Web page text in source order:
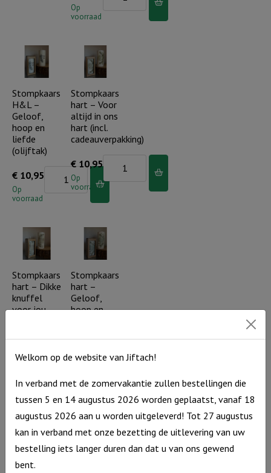
van
Gods
Op
voorraad
hebt
speciaal
plekje
in
ons
cadeauverpakking)
aantal
Stompkaars
H&L –
Geloof,
hoop en
liefde
(olijftak)
€ 10,95
Op
voorraad
Stompkaars
hoop
liefde
(olijftak)
Stompkaars
hart – Voor
altijd in ons
hart (incl.
cadeauverpakking)
€ 10,95
Op
voorraad
hart
altijd
in
ons
hart
cadeauverpakking)
Stompkaars
hart – Dikke
knuffel
voor jou
€10,95
voorraad
Stompkaars
-
Dikke
knuffel
voor
jou
Stompkaars
hart –
Geloof,
hoop en
€10,95
voorraad
Stompkaars
-
Geloof,
hoop
en
liefde
Windlicht S
DB Hoe
Windlicht S
Welkom op de website van Jiftach!
In verband met de zomervakantie zullen bestellingen die
tussen 5 en 14 augustus 2026 worden geplaatst, vanaf 18
augustus 2026 aan u worden uitgeleverd! Tot 27 augustus
kan in verband met onze bezetting de uitlevering van uw
bestelling iets langer duren dan dat u van ons gewend
bent.